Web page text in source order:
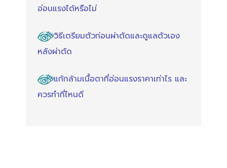
อ่อนแรงได้หรือไม่
วิธีเตรียมตัวก่อนผ่าตัดและดูแลตัวเอง
หลังผ่าตัด
แก้กล้ามเนื้อตาที่อ่อนแรงราคาเท่าไร และ
ควรทำที่ไหนดี